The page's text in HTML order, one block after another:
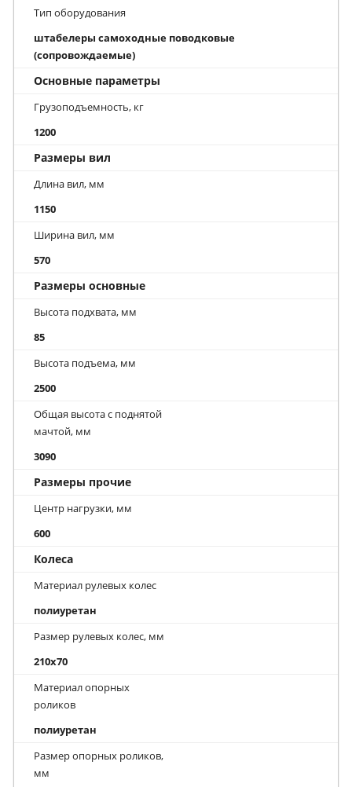
Тип оборудования
штабелеры самоходные поводковые
(сопровождаемые)
Основные параметры
Грузоподъемность, кг
1200
Размеры вил
Длина вил, мм
1150
Ширина вил, мм
570
Размеры основные
Высота подхвата, мм
85
Высота подъема, мм
2500
Общая высота с поднятой
мачтой, мм
3090
Размеры прочие
Центр нагрузки, мм
600
Колеса
Материал рулевых колес
полиуретан
Размер рулевых колес, мм
210x70
Материал опорных
роликов
полиуретан
Размер опорных роликов,
мм